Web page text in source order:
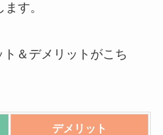
す。
＆デメリットがこち
デメリット